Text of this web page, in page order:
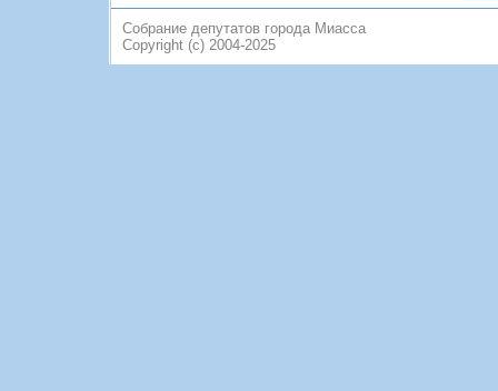
Собрание депутатов города Миасса
Copyright (c) 2004-2025